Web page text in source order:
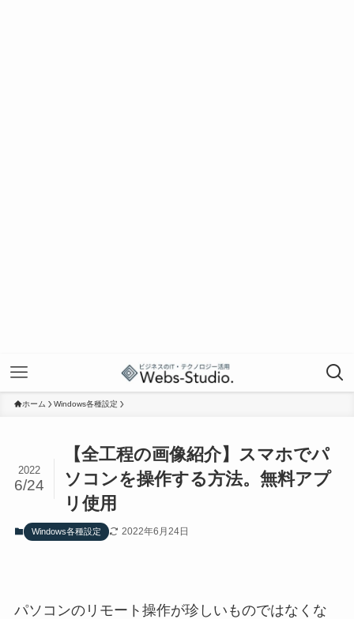
ホーム Windows各種設定
【全工程の画像紹介】スマホでパ
ソコンを操作する方法。無料アプ
リ使用
2022
6/24
Windows各種設定 2022年6月24日
パソコンのリモート操作が珍しいものではなくな